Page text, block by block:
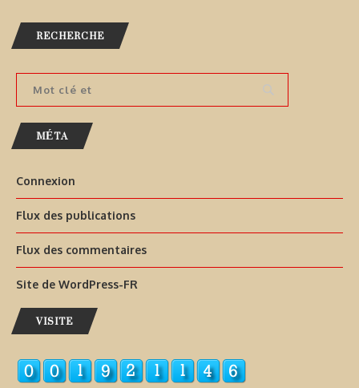
RECHERCHE
MÉTA
Connexion
Flux des publications
Flux des commentaires
Site de WordPress-FR
VISITE